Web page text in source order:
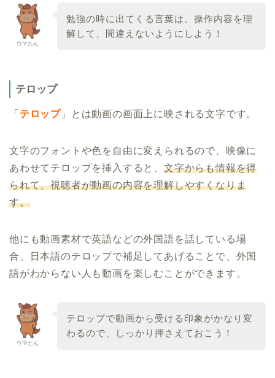
ウマたん
勉強の時に出てくる言葉は、操作内容を理
解して、間違えないようにしよう！
テロップ
「 テロップ 」とは動画の画面上に映される文字です。
文字のフォントや色を自由に変えられるので、映像に
あわせてテロップを挿入すると、文字からも情報を得
られて、視聴者が動画の内容を理解しやすくなりま
す。
他にも動画素材で英語などの外国語を話している場
合、日本語のテロップで補足してあげることで、外国
語がわからない人も動画を楽しむことができます。
ウマたん
テロップで動画から受ける印象がかなり変
わるので、しっかり押さえておこう！